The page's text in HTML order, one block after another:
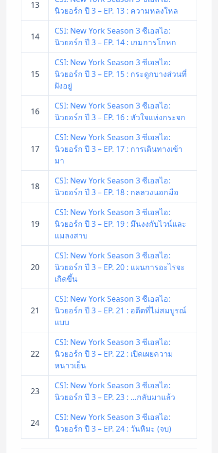
13
นิวยอร์ก ปี 3 – EP. 13 : ความหลงใหล
14
CSI: New York Season 3 ซีเอสไอ:
นิวยอร์ก ปี 3 – EP. 14 : เกมการโกหก
15
CSI: New York Season 3 ซีเอสไอ:
นิวยอร์ก ปี 3 – EP. 15 : กระดูกบางส่วนที่
ฝังอยู่
16
CSI: New York Season 3 ซีเอสไอ:
นิวยอร์ก ปี 3 – EP. 16 : หัวใจแห่งกระจก
17
CSI: New York Season 3 ซีเอสไอ:
นิวยอร์ก ปี 3 – EP. 17 : การเดินทางเข้า
มา
18
CSI: New York Season 3 ซีเอสไอ:
นิวยอร์ก ปี 3 – EP. 18 : กลลวงนอกมือ
19
CSI: New York Season 3 ซีเอสไอ:
นิวยอร์ก ปี 3 – EP. 19 : มึนงงกับไวน์และ
แมลงสาบ
20
CSI: New York Season 3 ซีเอสไอ:
นิวยอร์ก ปี 3 – EP. 20 : แผนการอะไรจะ
เกิดขึ้น
21
CSI: New York Season 3 ซีเอสไอ:
นิวยอร์ก ปี 3 – EP. 21 : อดีตที่ไม่สมบูรณ์
แบบ
22
CSI: New York Season 3 ซีเอสไอ:
นิวยอร์ก ปี 3 – EP. 22 : เปิดเผยความ
หนาวเย็น
23
CSI: New York Season 3 ซีเอสไอ:
นิวยอร์ก ปี 3 – EP. 23 : …กลับมาแล้ว
24
CSI: New York Season 3 ซีเอสไอ:
นิวยอร์ก ปี 3 – EP. 24 : วันหิมะ (จบ)